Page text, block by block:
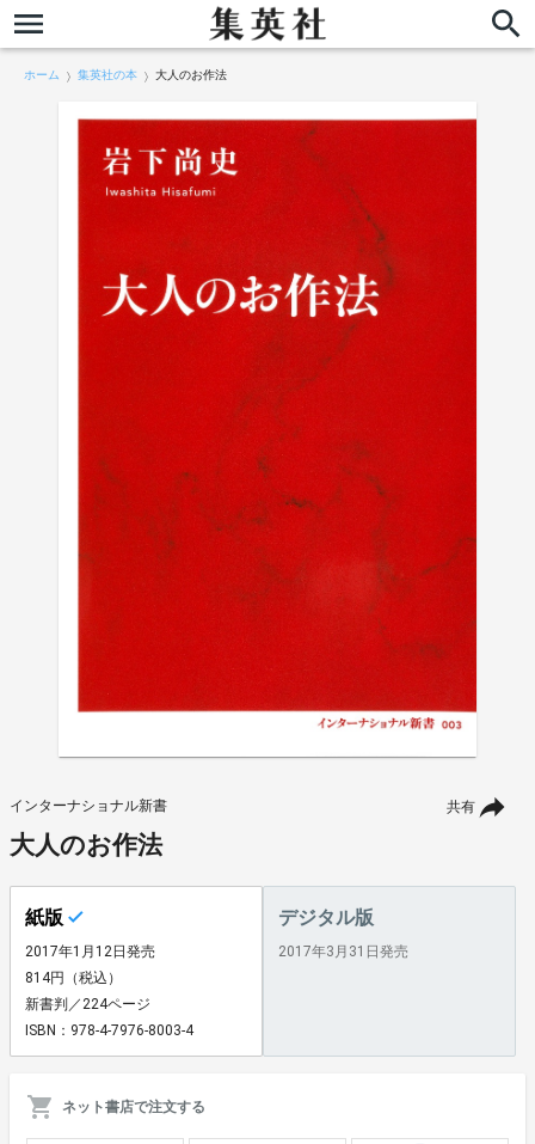
ホーム 集英社の本 大人のお作法
共有
インターナショナル新書
大人のお作法
紙版
2017年1月12日発売
814円（税込）
新書判／224ページ
ISBN：978-4-7976-8003-4
デジタル版
2017年3月31日発売
ネット書店で注文する